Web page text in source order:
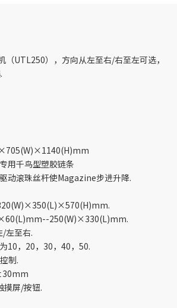
UTL250），方向从左至右/右至左可选，
用千鸟型塑胶链条
动滚珠丝杆使Magazine步进升降.
250(W)×330(L)mm.
/左至右.
10，20，30，40，50.
制.
摸屏/按钮.